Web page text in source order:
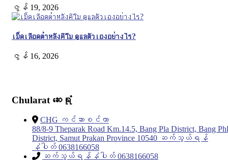
ဇွန် 19, 2026
เม็ดเลือดต่ำหลังคีโม ดูแลตัวเองอย่างไร?
ဇွန် 16, 2026
Chularat ဆေးရုံ
CHG ကင်ဆာစင်တာ
88/8-9 Theparak Road Km.14.5, Bang Pla District, Bang
District, Samut Prakan Province 10540 ဆက်သွယ်ရန်
နံပါတ် 0638166058
ဆက်သွယ်ရန်နံပါတ် 0638166058